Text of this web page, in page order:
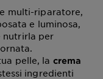
multi-riparatore,
e luminosa,
nutrirla per
pelle, la crema
ingredienti